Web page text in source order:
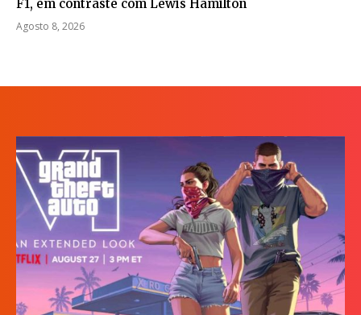
F1, em contraste com Lewis Hamilton
Agosto 8, 2026